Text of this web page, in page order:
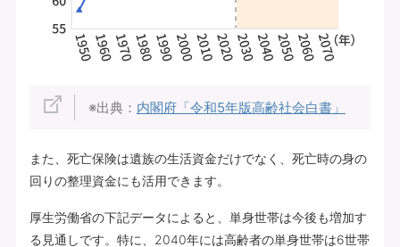
※出典： 内閣府「令和5年版高齢社会白書」
また、死亡保険は遺族の生活資金だけでなく、死亡時の身の
回りの整理資金にも活用できます。
厚生労働省の下記データによると、単身世帯は今後も増加す
る見通しです。特に、2040年には高齢者の単身世帯は6世帯